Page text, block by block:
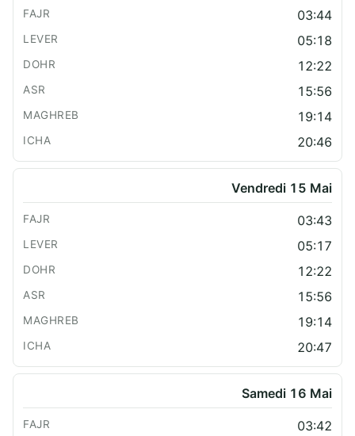
03:44
05:18
12:22
15:56
19:14
20:46
Vendredi 15 Mai
03:43
05:17
12:22
15:56
19:14
20:47
Samedi 16 Mai
03:42